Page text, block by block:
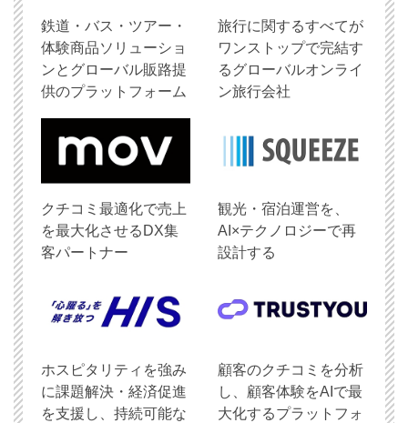
鉄道・バス・ツアー・
体験商品ソリューショ
ンとグローバル販路提
供のプラットフォーム
旅行に関するすべてが
ワンストップで完結す
るグローバルオンライ
ン旅行会社
クチコミ最適化で売上
を最大化させるDX集
客パートナー
観光・宿泊運営を、
AI×テクノロジーで再
設計する
ホスピタリティを強み
に課題解決・経済促進
を支援し、持続可能な
顧客のクチコミを分析
し、顧客体験をAIで最
大化するプラットフォ